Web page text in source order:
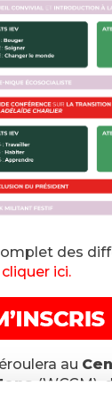
des
cliquer ici.
au
(WCCM),